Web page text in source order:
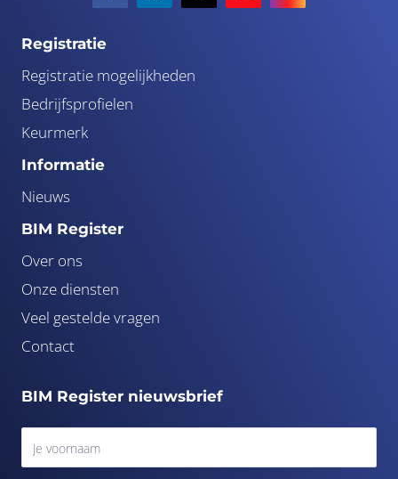
Registratie
Registratie mogelijkheden
Bedrijfsprofielen
Keurmerk
Informatie
Nieuws
BIM Register
Over ons
Onze diensten
Veel gestelde vragen
Contact
BIM Register nieuwsbrief